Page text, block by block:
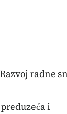
radne
i